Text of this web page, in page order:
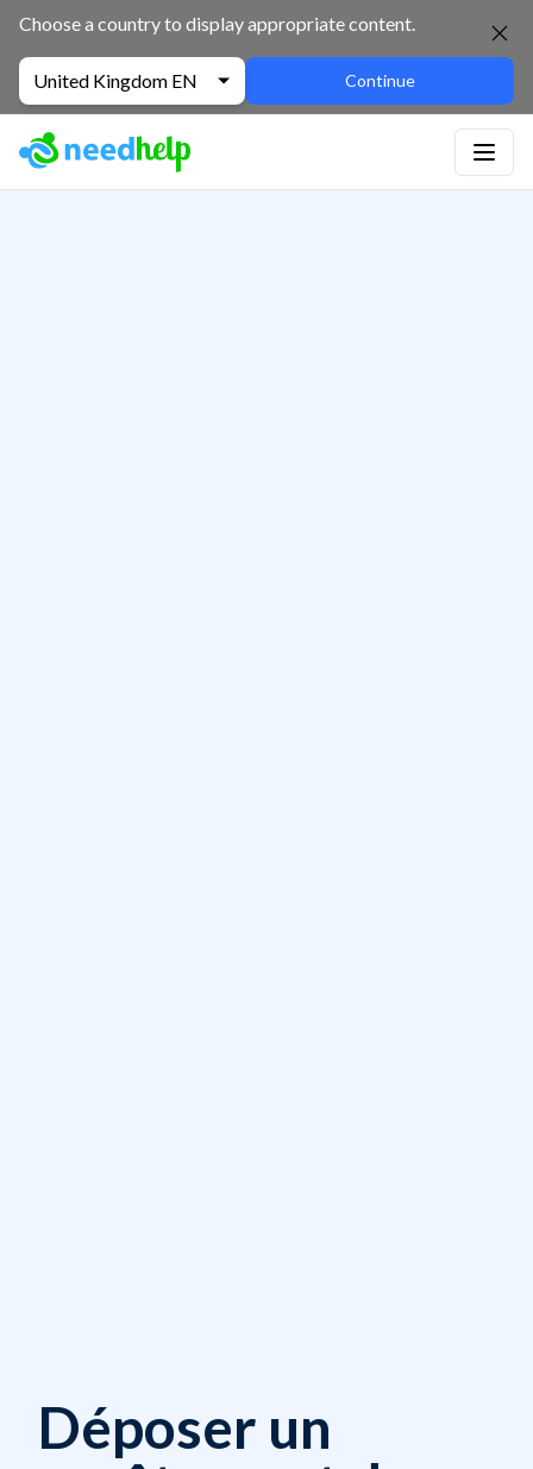
Choose a country to display appropriate content.
United Kingdom EN Continue
Déposer un